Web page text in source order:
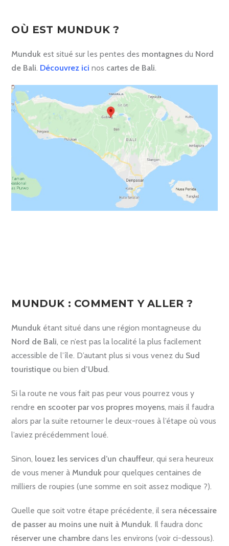
OÙ EST MUNDUK ?
Munduk est situé sur les pentes des montagnesdu Nord
de Bali. Découvrez ici nos cartes de Bali.
MUNDUK : COMMENT Y ALLER ?
Munduk étant situé dans une région montagneuse du
Nord de Bali, ce n’est pas la localité la plus facilement
accessible de l’île. D’autant plus si vous venez du Sud
touristique ou bien d’Ubud.
Si la route ne vous fait pas peur vous pourrez vous y
rendre en scooter par vos propres moyens, mais il faudra
alors par la suite retourner le deux-roues à l’étape où vous
l’aviez précédemment loué.
Sinon, louez les services d’un chauffeur, qui sera heureux
de vous mener àMunduk pour quelques centaines de
milliers de roupies (une somme en soit assez modique ?).
Quelle que soit votre étape précédente, il sera nécessaire
de passer au moins une nuit à Munduk. Il faudra donc
réserver une chambre dans les environs (voir ci-dessous).